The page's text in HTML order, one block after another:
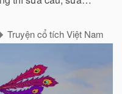
Truyện cổ tích Việt Nam